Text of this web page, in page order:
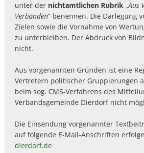
unter der nichtamtlichen Rubrik „Aus
Verbänden“ benennen. Die Darlegung
Zielen sowie die Vornahme von
zu unterbleiben. Der Abdruck von
nicht.
Aus vorgenannten Gründen ist eine
Vertretern politischer Gruppierungen
beim sog. CMS-Verfahrens des
Verbandsgemeinde Dierdorf nicht
Die Einsendung vorgenannter
auf folgende E-Mail-Anschriften
dierdorf.de